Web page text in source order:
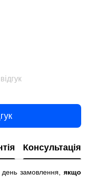
Консультація
день замовлення, якщо